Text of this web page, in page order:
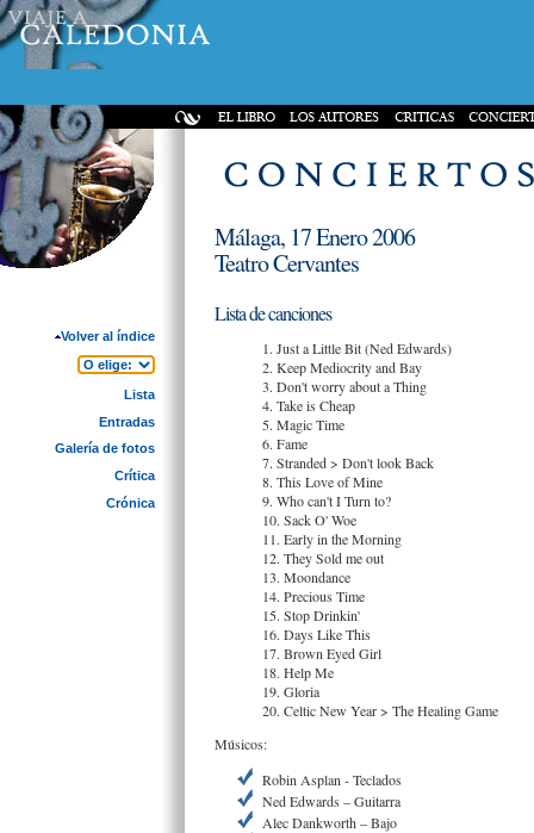
Volver al índice
Lista
Entradas
Galería de fotos
Crítica
Crónica
Málaga, 17 Enero 2006
Teatro Cervantes
Lista de canciones
1. Just a Little Bit (Ned Edwards)
2. Keep Mediocrity and Bay
3. Don't worry about a Thing
4. Take is Cheap
5. Magic Time
6. Fame
7. Stranded > Don't look Back
8. This Love of Mine
9. Who can't I Turn to?
10. Sack O' Woe
11. Early in the Morning
12. They Sold me out
13. Moondance
14. Precious Time
15. Stop Drinkin'
16. Days Like This
17. Brown Eyed Girl
18. Help Me
19. Gloria
20. Celtic New Year > The Healing Game
Músicos:
Robin Asplan - Teclados
Ned Edwards – Guitarra
Alec Dankworth – Bajo